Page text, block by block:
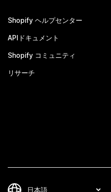
Shopify ヘルプセンター
APIドキュメント
Shopify コミュニティ
リサーチ